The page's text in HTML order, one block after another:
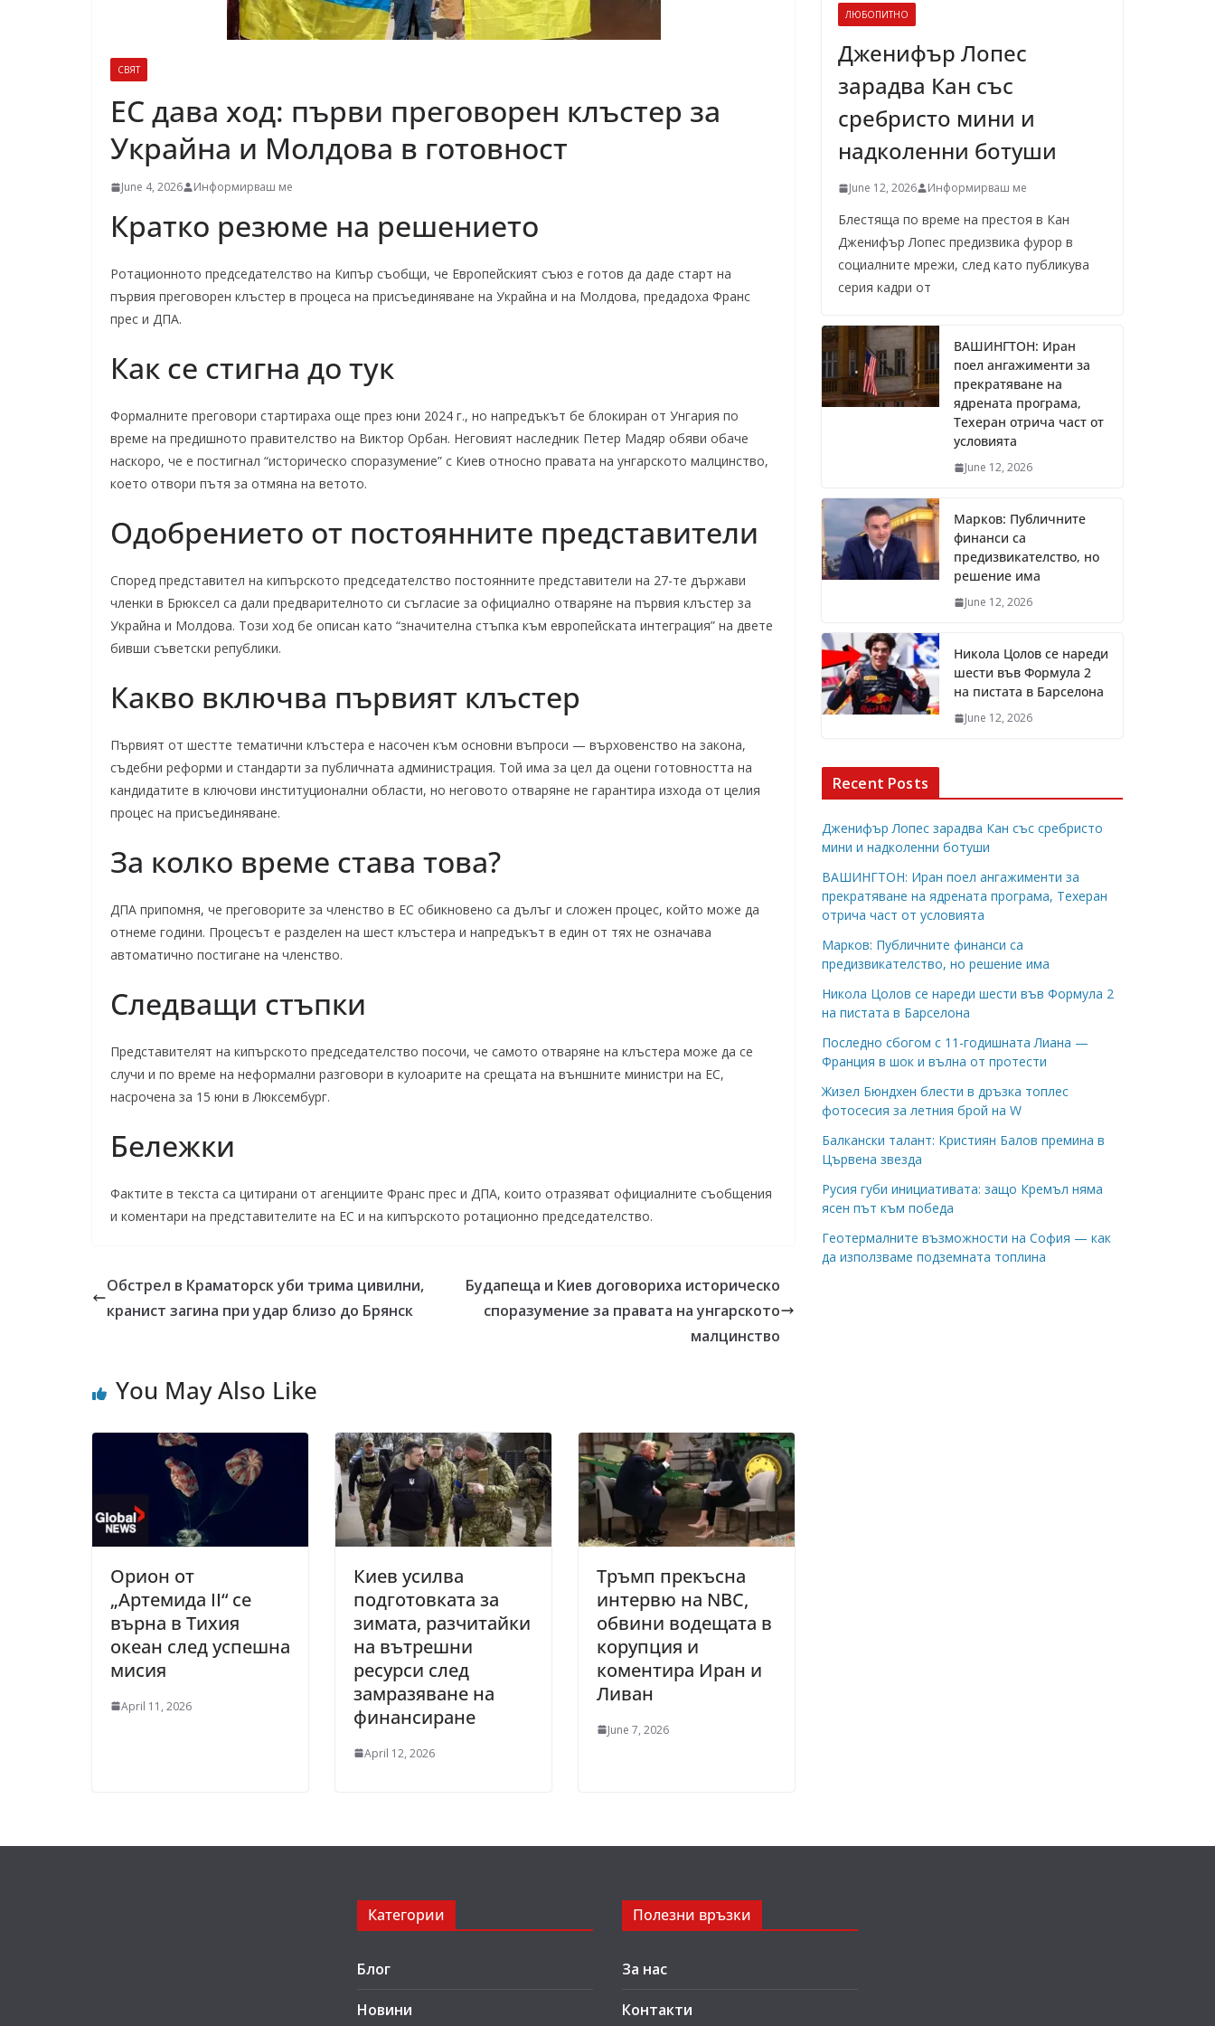
СВЯТ
ЕС дава ход: първи преговорен клъстер за
Украйна и Молдова в готовност
June 4, 2026 Информирваш ме
Кратко резюме на решението
Ротационното председателство на Кипър съобщи, че Европейският съюз е готов да даде старт на
първия преговорен клъстер в процеса на присъединяване на Украйна и на Молдова, предадоха Франс
прес и ДПА.
Как се стигна до тук
Формалните преговори стартираха още през юни 2024 г., но напредъкът бе блокиран от Унгария по
време на предишното правителство на Виктор Орбан. Неговият наследник Петер Мадяр обяви обаче
наскоро, че е постигнал “историческо споразумение” с Киев относно правата на унгарското малцинство,
което отвори пътя за отмяна на ветото.
Одобрението от постоянните представители
Според представител на кипърското председателство постоянните представители на 27-те държави
членки в Брюксел са дали предварителното си съгласие за официално отваряне на първия клъстер за
Украйна и Молдова. Този ход бе описан като “значителна стъпка към европейската интеграция” на двете
бивши съветски републики.
Какво включва първият клъстер
Първият от шестте тематични клъстера е насочен към основни въпроси — върховенство на закона,
съдебни реформи и стандарти за публичната администрация. Той има за цел да оцени готовността на
кандидатите в ключови институционални области, но неговото отваряне не гарантира изхода от целия
процес на присъединяване.
За колко време става това?
ДПА припомня, че преговорите за членство в ЕС обикновено са дълъг и сложен процес, който може да
отнеме години. Процесът е разделен на шест клъстера и напредъкът в един от тях не означава
автоматично постигане на членство.
Следващи стъпки
Представителят на кипърското председателство посочи, че самото отваряне на клъстера може да се
случи и по време на неформални разговори в кулоарите на срещата на външните министри на ЕС,
насрочена за 15 юни в Люксембург.
Бележки
Фактите в текста са цитирани от агенциите Франс прес и ДПА, които отразяват официалните съобщения
и коментари на представителите на ЕС и на кипърското ротационно председателство.
Обстрел в Краматорск уби трима цивилни,
кранист загина при удар близо до Брянск
Будапеща и Киев договориха историческо
споразумение за правата на унгарското
малцинство
You May Also Like
Орион от
„Артемида II“ се
върна в Тихия
океан след успешна
мисия
April 11, 2026
Киев усилва
подготовката за
зимата, разчитайки
на вътрешни
ресурси след
замразяване на
финансиране
April 12, 2026
Тръмп прекъсна
интервю на NBC,
обвини водещата в
корупция и
коментира Иран и
Ливан
June 7, 2026
ЛЮБОПИТНО
Дженифър Лопес
зарадва Кан със
сребристо мини и
надколенни ботуши
June 12, 2026 Информирваш ме
Блестяща по време на престоя в Кан
Дженифър Лопес предизвика фурор в
социалните мрежи, след като публикува
серия кадри от
ВАШИНГТОН: Иран
поел ангажименти за
прекратяване на
ядрената програма,
Техеран отрича част от
условията
June 12, 2026
Марков: Публичните
финанси са
предизвикателство, но
решение има
June 12, 2026
Никола Цолов се нареди
шести във Формула 2
на пистата в Барселона
June 12, 2026
Recent Posts
Дженифър Лопес зарадва Кан със сребристо
мини и надколенни ботуши
ВАШИНГТОН: Иран поел ангажименти за
прекратяване на ядрената програма, Техеран
отрича част от условията
Марков: Публичните финанси са
предизвикателство, но решение има
Никола Цолов се нареди шести във Формула 2
на пистата в Барселона
Последно сбогом с 11-годишната Лиана —
Франция в шок и вълна от протести
Жизел Бюндхен блести в дръзка топлес
фотосесия за летния брой на W
Балкански талант: Кристиян Балов премина в
Цървена звезда
Русия губи инициативата: защо Кремъл няма
ясен път към победа
Геотермалните възможности на София — как
да използваме подземната топлина
Категории
Блог
Новини
Полезни връзки
За нас
Контакти